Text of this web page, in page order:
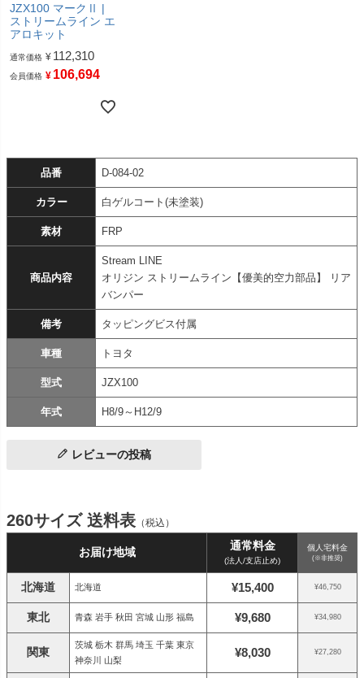
JZX100 マークⅡ |
ストリームライン エ
アロキット
通常価格 ¥ 112,310
会員価格 ¥ 106,694
品番 D-084-02
カラー 白ゲルコート(未塗装)
素材 FRP
商品内容
Stream LINE
オリジン ストリームライン【優美的空力部品】 リア
バンパー
備考 タッピングビス付属
車種 トヨタ
型式 JZX100
年式 H8/9～H12/9
レビューの投稿
260サイズ 送料表 （税込）
お届け地域 通常料金
(法人/支店止め)
個人宅料金
(※非推奨)
北海道 北海道 ¥15,400 ¥46,750
東北 青森 岩手 秋田 宮城 山形 福島 ¥9,680 ¥34,980
関東
茨城 栃木 群馬 埼玉 千葉 東京
神奈川 山梨
¥8,030 ¥27,280